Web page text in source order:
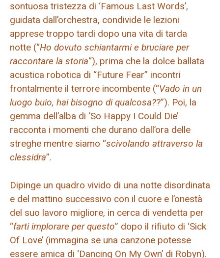
sontuosa tristezza di ‘Famous Last Words’,
guidata dall’orchestra, condivide le lezioni
apprese troppo tardi dopo una vita di tarda
notte (“Ho dovuto schiantarmi e bruciare per
raccontare la storia“), prima che la dolce ballata
acustica robotica di “Future Fear” incontri
frontalmente il terrore incombente (“Vado in un
luogo buio, hai bisogno di qualcosa??”). Poi, la
gemma dell’alba di ‘So Happy I Could Die’
racconta i momenti che durano dall’ora delle
streghe mentre siamo “scivolando attraverso la
clessidra”.
Dipinge un quadro vivido di una notte disordinata
e del mattino successivo con il cuore e l’onestà
del suo lavoro migliore, in cerca di vendetta per
“farti implorare per questo” dopo il rifiuto di ‘Sick
Of Love’ (immagina se una canzone potesse
essere amica di ‘Dancing On My Own’ di Robyn).